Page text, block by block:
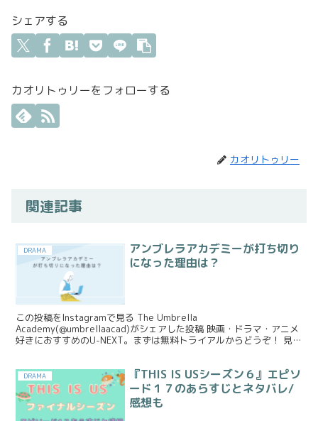
シェアする
カオリトゥリーをフォローする
カオリトゥリー
関連記事
DRAMA
アンブレラアカデミーが打ち切り
になった理由は？
この投稿をInstagramで見る The Umbrella
Academy(@umbrellaacad)がシェアした投稿 映画・ドラマ・アニメ
好きにおすすめのU-NEXT。まずは無料トライアルからどうぞ！ 見放
DRAMA
『THIS IS USシーズン６』エピソ
ード１７のあらすじとネタバレ/
感想も